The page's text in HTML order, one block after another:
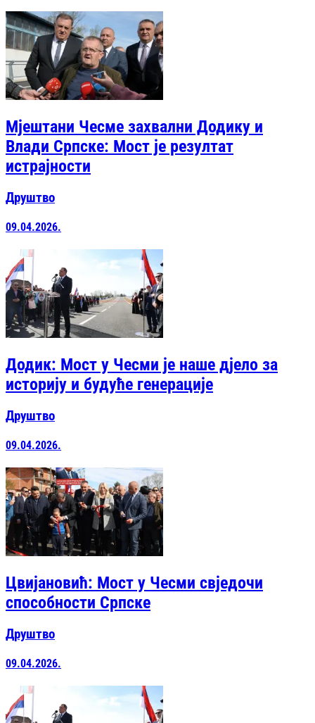
Мјештани Чесме захвални Додику и
Влади Српске: Мост је резултат
истрајности
Друштво
09.04.2026.
Додик: Мост у Чесми је наше дјело за
историју и будуће генерације
Друштво
09.04.2026.
Цвијановић: Мост у Чесми свједочи
способности Српске
Друштво
09.04.2026.